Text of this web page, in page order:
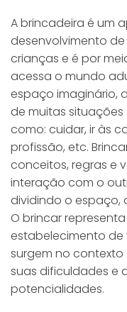
A brincadeira é um
desenvolvimento
crianças e é por
acessa o mundo
espaço imaginário,
de muitas
como: cuidar, ir às
profissão, etc.
conceitos, regras e
interação com o
dividindo o espaço,
O brincar
estabelecimento de
surgem no
suas dificuldades e
potencialidades.